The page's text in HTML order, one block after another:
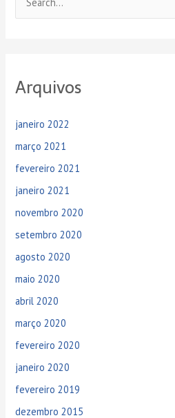
u
s
a
r
p
Arquivos
janeiro 2022
março 2021
fevereiro 2021
janeiro 2021
novembro 2020
setembro 2020
agosto 2020
maio 2020
abril 2020
março 2020
fevereiro 2020
janeiro 2020
fevereiro 2019
dezembro 2015